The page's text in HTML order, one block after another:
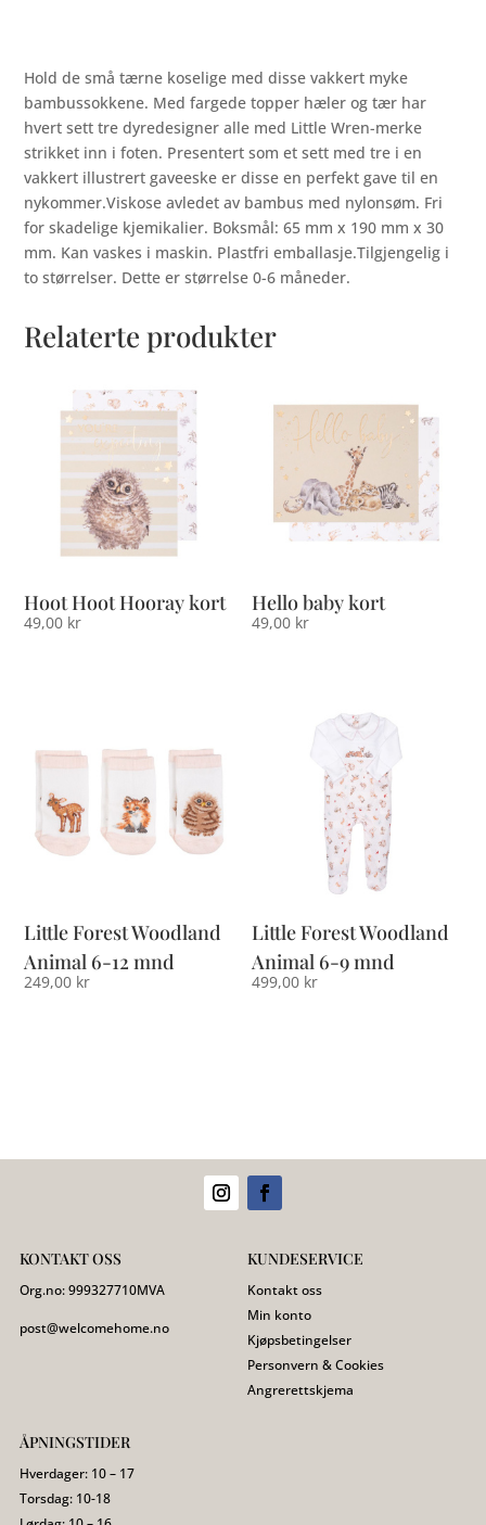
Hold de små tærne koselige med disse vakkert myke
bambussokkene. Med fargede topper hæler og tær har
hvert sett tre dyredesigner alle med Little Wren-merke
strikket inn i foten. Presentert som et sett med tre i en
vakkert illustrert gaveeske er disse en perfekt gave til en
nykommer.Viskose avledet av bambus med nylonsøm. Fri
for skadelige kjemikalier. Boksmål: 65 mm x 190 mm x 30
mm. Kan vaskes i maskin. Plastfri emballasje.Tilgjengelig i
to størrelser. Dette er størrelse 0-6 måneder.
Relaterte produkter
Hoot Hoot Hooray kort
49,00 kr
Hello baby kort
49,00 kr
Little Forest Woodland
Animal 6-12 mnd
249,00 kr
Little Forest Woodland
Animal 6-9 mnd
499,00 kr
KONTAKT OSS
Org.no:999327710MVA
post@welcomehome.no
KUNDESERVICE
Kontakt oss
Min konto
Kjøpsbetingelser
Personvern & Cookies
Angrerettskjema
ÅPNINGSTIDER
Hverdager: 10 – 17
Torsdag: 10-18